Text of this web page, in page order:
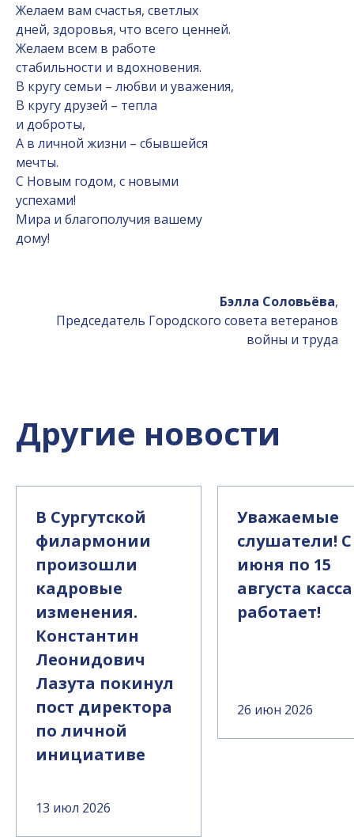
Желаем вам счастья, светлых
дней, здоровья, что всего ценней.
Желаем всем в работе
стабильности и вдохновения.
В кругу семьи – любви и уважения,
В кругу друзей – тепла
и доброты,
А в личной жизни – сбывшейся
мечты.
С Новым годом, с новыми
успехами!
Мира и благополучия вашему
дому!
Бэлла Соловьёва,
Председатель Городского совета ветеранов
войны и труда
Другие новости
В Сургутской
филармонии
произошли
кадровые
изменения.
Константин
Леонидович
Лазута покинул
пост директора
по личной
инициативе
13 июл 2026
Уважаемые
слушатели! С
июня по 15
августа
работает!
26 июн 2026